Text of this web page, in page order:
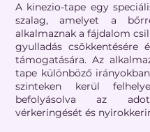
A kinezio-tape egy
szalag, amelyet a
alkalmaznak a fájdalom
gyulladás csökkentésére
támogatására. Az
tape különböző
szinteken kerül
befolyásolva az
vérkeringését és